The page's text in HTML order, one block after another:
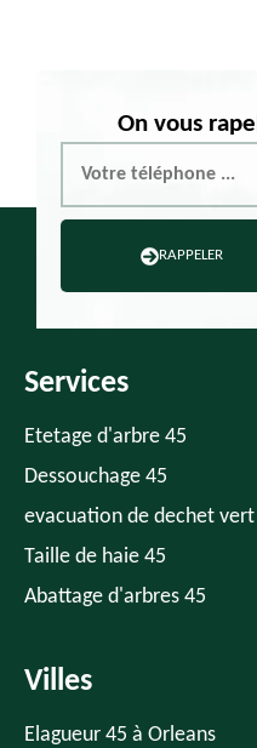
On vous
RAPPELER
RAPPELER
Services
Etetage d'arbre 45
Dessouchage 45
evacuation de dechet vert
Taille de haie 45
Abattage d'arbres 45
Villes
Elagueur 45 à Orleans